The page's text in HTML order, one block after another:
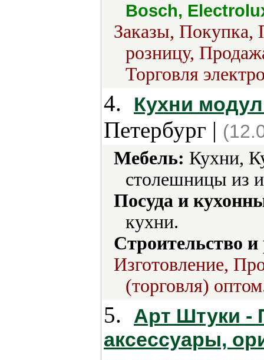
Bosch,
Заказы, Покупка,
розницу,
Торговля
4. Кухни
Петербург |
Мебель: Кухни,
столешницы из
Посуда и
кухни.
Строительство
Изготовление,
(торговля)
5.
Арт Штуки -
аксессуары,